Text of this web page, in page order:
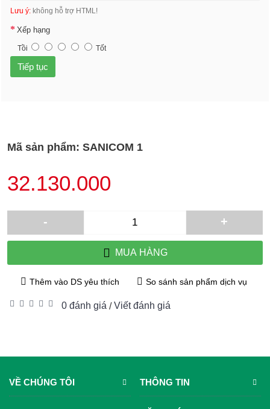
Lưu ý: không hỗ trợ HTML!
Xếp hạng
Tồi Tốt
Tiếp tục
Mã sản phẩm: SANICOM 1
32.130.000
- +
MUA HÀNG
Thêm vào DS yêu thích So sánh sản phẩm dịch vụ
0 đánh giá /Viết đánh giá
VỀ CHÚNG TÔI THÔNG TIN